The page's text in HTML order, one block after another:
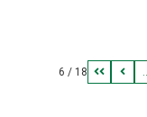
ァイト！ たま
ありますよね（
6 / 18